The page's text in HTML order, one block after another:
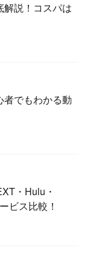
解説！コスパは
者でもわかる動
・Hulu・
ビス比較！